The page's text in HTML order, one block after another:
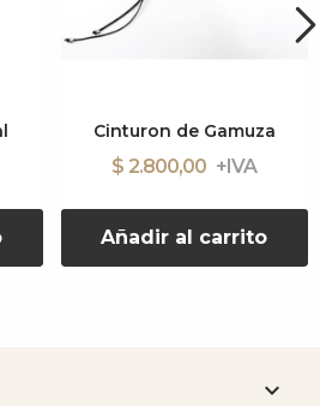
Cinturon de Gamuza
$ 2.800,00
Añadir al carrito
